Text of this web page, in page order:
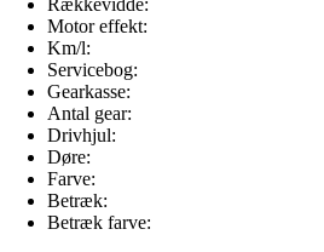
Rækkevidde:
Motor effekt:
Km/l:
Servicebog:
Gearkasse:
Antal gear:
Drivhjul:
Døre:
Farve:
Betræk:
Betræk farve: